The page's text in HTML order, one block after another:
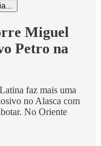
Miguel
Petro na
faz mais uma
no Alasca com
No Oriente